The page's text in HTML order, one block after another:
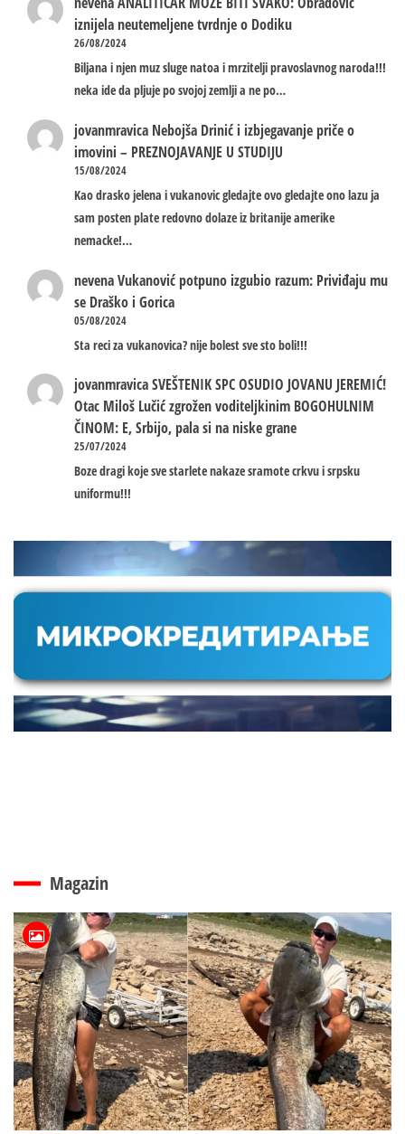
iznijela neutemeljene tvrdnje o Dodiku
26/08/2024
Biljana i njen muz sluge natoa i mrzitelji pravoslavnog naroda!!!
neka ide da pljuje po svojoj zemlji a ne po…
jovanmravica Nebojša Drinić i izbjegavanje priče o
imovini – PREZNOJAVANJE U STUDIJU
15/08/2024
Kao drasko jelena i vukanovic gledajte ovo gledajte ono lazu ja
sam posten plate redovno dolaze iz britanije amerike
nemacke!…
nevenaVukanović potpuno izgubio razum: Priviđaju mu
se Draško i Gorica
05/08/2024
Sta reci za vukanovica? nije bolest sve sto boli!!!
jovanmravicaSVEŠTENIK SPC OSUDIO JOVANU JEREMIĆ!
Otac Miloš Lučić zgrožen voditeljkinim BOGOHULNIM
ČINOM: E, Srbijo, pala si na niske grane
25/07/2024
Boze dragi koje sve starlete nakaze sramote crkvu i srpsku
uniformu!!!
Magazin